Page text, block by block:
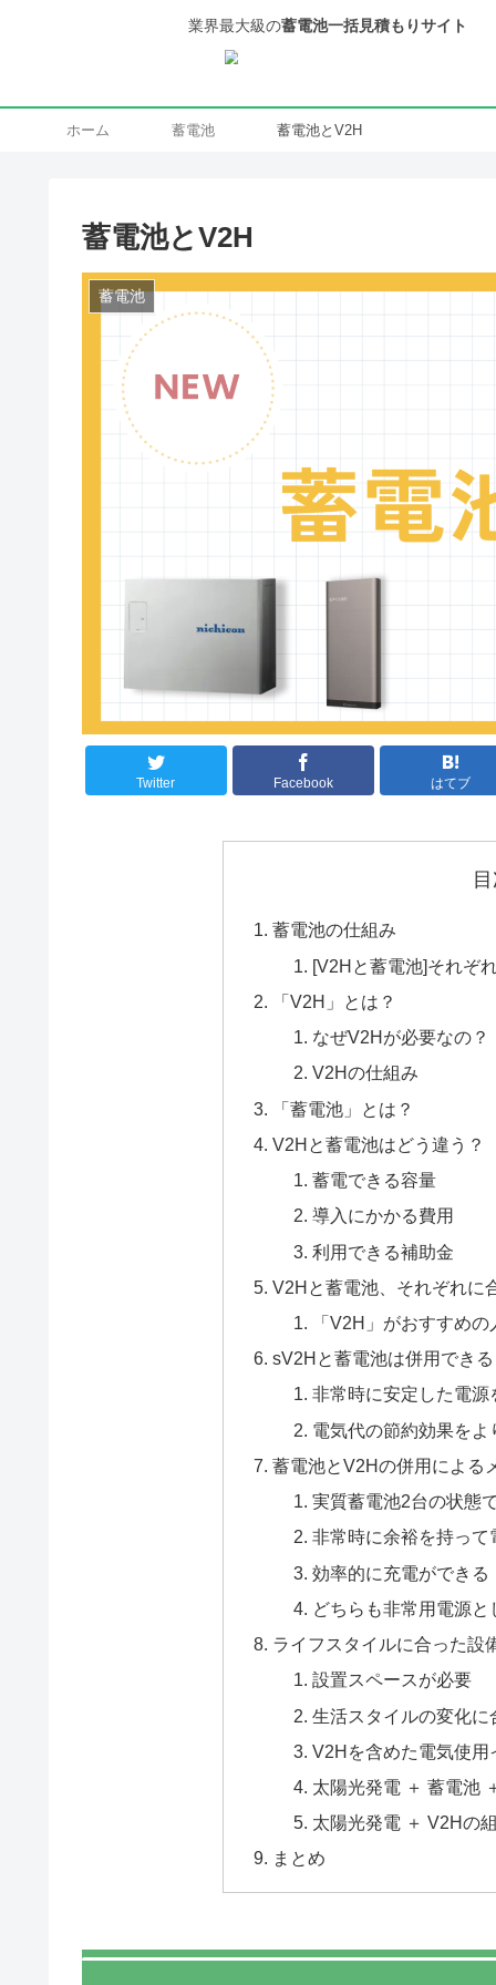
業界最⼤級の蓄電池⼀括⾒積
ホーム 蓄電池 蓄電池とV2H
蓄電池とV2H
蓄電池
Twitter Facebook はてブ
蓄電池の仕組み
[V2Hと蓄電池]それぞ
「V2H」とは？
なぜV2Hが必要なの？
V2Hの仕組み
「蓄電池」とは？
V2Hと蓄電池はどう違う？
蓄電できる容量
導入にかかる費用
利用できる補助金
V2Hと蓄電池、それぞれに
「V2H」がおすすめの
sV2Hと蓄電池は併用でき
非常時に安定した電源
電気代の節約効果をよ
蓄電池とV2Hの併用による
実質蓄電池2台の状態
非常時に余裕を持って
効率的に充電ができる
どちらも非常用電源
ライフスタイルに合った設
設置スペースが必要
生活スタイルの変化
V2Hを含めた電気使用
太陽光発電 ＋ 蓄電池
太陽光発電 ＋ V2Hの
まとめ